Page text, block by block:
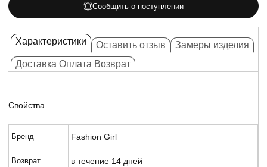
Сообщить о поступлении
Характеристики Оставить отзыв
Замеры изделия
Доставка Оплата Возврат
Свойства
Бренд Fashion Girl
Возврат в течение 14 дней